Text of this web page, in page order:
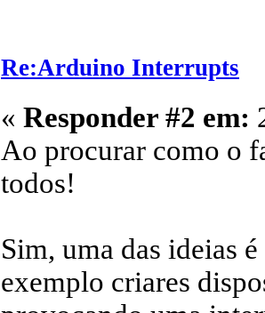
Re:Arduino Interrupts
« Responder #2 em:
Ao procurar como o
todos!
Sim, uma das ideias
exemplo criares